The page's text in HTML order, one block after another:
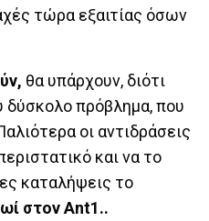
τώρα εξαιτίας όσων
θα υπάρχουν, διότι
δύσκολο πρόβλημα, που
οι αντιδράσεις
και να το
καταλήψεις το
στον Ant1..